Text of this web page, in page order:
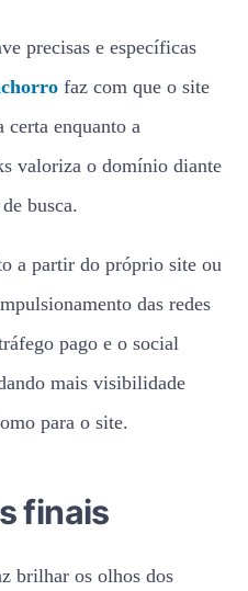
precisas e específicas
faz com que o site
certa enquanto a
valoriza o domínio diante
busca.
a partir do próprio site ou
das redes
pago e o social
mais visibilidade
para o site.
finais
brilhar os olhos dos